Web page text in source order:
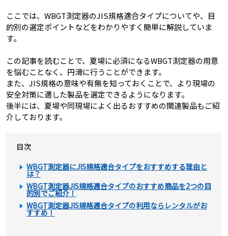
ここでは、WBGT測定器のJIS規格適合タイプについてや、目
的別の選定ポイントなどをわかりやすく簡単に解説していま
す。
この記事を読むことで、夏場に必須になるWBGT測定器の用意
を悩むことなく、円滑に行うことができます。
また、JIS規格の意味や有無を知っておくことで、より現場の
安全対策に適した製品を選定できるようになります。
後半には、夏場や同現場によく出るおすすめの関連製品もご紹
介しております。
目次
WBGT測定器にJIS規格適合タイプをおすすめする理由と
は？
WBGT測定器JIS規格適合タイプのおすすめ商品を2つの目
的別でご紹介！
WBGT測定器JIS規格適合タイプの利用ならレンタルがお
すすめ！